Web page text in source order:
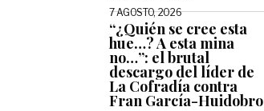
7 AGOSTO, 2026
“¿Quién se cree esta
hue…? A esta mina
no…”: el brutal
descargo del líder de
La Cofradía contra
Fran García-Huidobro